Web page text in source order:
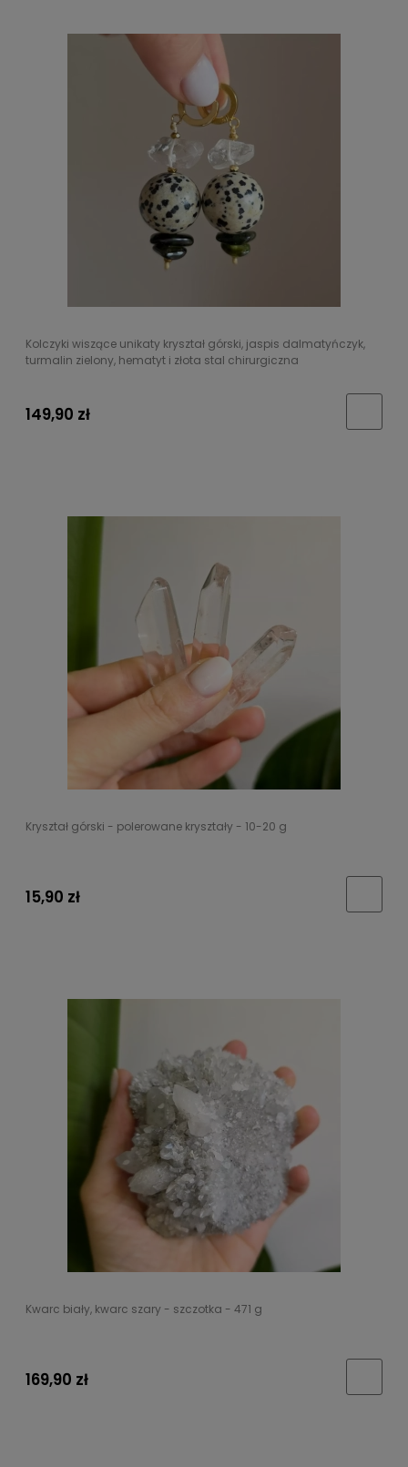
Kolczyki wiszące unikaty kryształ górski, jaspis dalmatyńczyk,
turmalin zielony, hematyt i złota stal chirurgiczna
149,90 zł
Kryształ górski - polerowane kryształy - 10-20 g
15,90 zł
Kwarc biały, kwarc szary - szczotka - 471 g
169,90 zł